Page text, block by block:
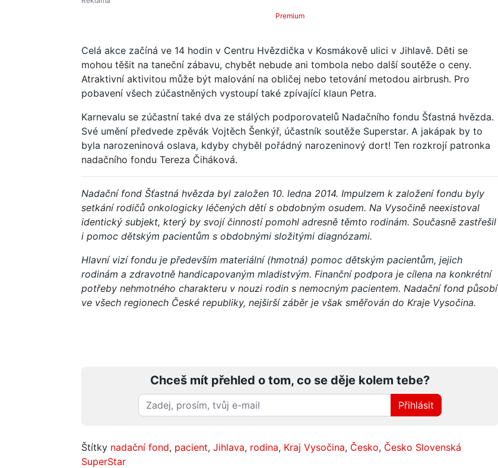
Premium
Celá akce začíná ve 14 hodin v Centru Hvězdička v Kosmákově ulici v Jihlavě. Děti se
mohou těšit na taneční zábavu, chybět nebude ani tombola nebo další soutěže o ceny.
Atraktivní aktivitou může být malování na obličej nebo tetování metodou airbrush. Pro
pobavení všech zúčastněných vystoupí také zpívající klaun Petra.
Karnevalu se zúčastní také dva ze stálých podporovatelů Nadačního fondu Šťastná hvězda.
Své umění předvede zpěvák Vojtěch Šenkýř, účastník soutěže Superstar. A jakápak by to
byla narozeninová oslava, kdyby chyběl pořádný narozeninový dort! Ten rozkrojí patronka
nadačního fondu Tereza Čiháková.
Nadační fond Šťastná hvězda byl založen 10. ledna 2014. Impulzem k založení fondu byly
setkání rodičů onkologicky léčených dětí s obdobným osudem. Na Vysočině neexistoval
identický subjekt, který by svojí činností pomohl adresně těmto rodinám. Současně zastřešil
i pomoc dětským pacientům s obdobnými složitými diagnózami.
Hlavní vizí fondu je především materiální (hmotná) pomoc dětským pacientům, jejich
rodinám a zdravotně handicapovaným mladistvým. Finanční podpora je cílena na konkrétní
potřeby nehmotného charakteru v nouzi rodin s nemocným pacientem. Nadační fond působí
ve všech regionech České republiky, nejširší záběr je však směřován do Kraje Vysočina.
Chceš mít přehled o tom, co se děje kolem tebe?
Přihlásit
Štítky nadační fond, pacient, Jihlava, rodina, Kraj Vysočina, Česko, Česko Slovenská
SuperStar